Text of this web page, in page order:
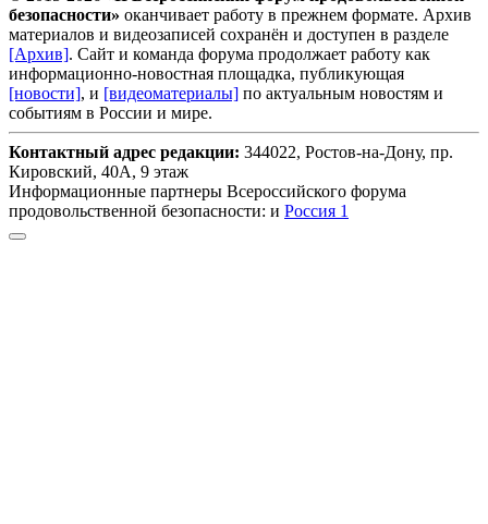
безопасности» оканчивает работу в прежнем формате. Архив
материалов и видеозаписей сохранён и доступен в разделе
[Архив]. Сайт и команда форума продолжает работу как
информационно-новостная площадка, публикующая
[новости], и [видеоматериалы] по актуальным новостям и
событиям в России и мире.
Контактный адрес редакции: 344022, Ростов-на-Дону, пр.
Кировский, 40А, 9 этаж
Информационные партнеры Всероссийского форума
продовольственной безопасности: и Россия 1